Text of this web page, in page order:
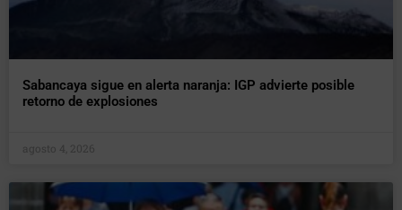
Sabancaya sigue en alerta naranja: IGP advierte posible
retorno de explosiones
agosto 4, 2026